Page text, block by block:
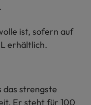
ist, sofern auf
erhältlich.
das strengste
Er steht für 100